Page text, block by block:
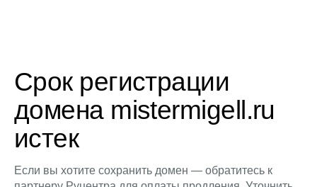
Срок регистрации
домена mistermigell.ru
истек
Если вы хотите сохранить домен — обратитесь к